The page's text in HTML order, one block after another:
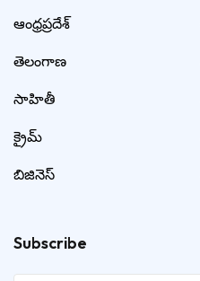
ఆంధ్రప్రదేశ్
తెలంగాణ
సాహితీ
క్రైమ్
బిజినెస్
Subscribe